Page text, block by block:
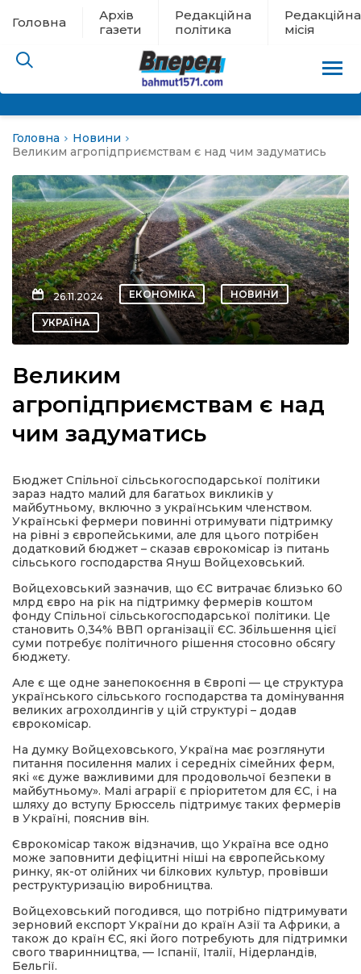
Головна
Архів
газети
Редакційна
політика
Редакційна
місія
евакуації
новини
політика
Головна
Новини
Великим агропідприємствам є над чим задуматись
26.11.2024 ЕКОНОМІКА НОВИНИ
УКРАЇНА
Великим
агропідприємствам є над
чим задуматись
Бюджет Спільної сільськогосподарської політики
зараз надто малий для багатьох викликів у
майбутньому, включно з українським членством.
Українські фермери повинні отримувати підтримку
на рівні з європейськими, але для цього потрібен
додатковий бюджет – сказав єврокомісар із питань
сільського господарства Януш Войцеховський.
Войцеховський зазначив, що ЄС витрачає близько 60
млрд євро на рік на підтримку фермерів коштом
фонду Спільної сільськогосподарської політики. Це
становить 0,34% ВВП організації ЄС. Збільшення цієї
суми потребує політичного рішення стосовно обсягу
бюджету.
Але є ще одне занепокоєння в Європі — це структура
українського сільського господарства та домінування
великих агрохолдингів у цій структурі – додав
єврокомісар.
На думку Войцеховського, Україна має розглянути
питання посилення малих і середніх сімейних ферм,
які «є дуже важливими для продовольчої безпеки в
майбутньому». Малі аграрії є пріоритетом для ЄС, і на
шляху до вступу Брюссель підтримує таких фермерів
в Україні, пояснив він.
Єврокомісар також відзначив, що Україна все одно
може заповнити дефіцитні ніші на європейському
ринку, як-от олійних чи білкових культур, провівши
реструктуризацію виробництва.
Войцеховський погодився, що потрібно підтримувати
зерновий експорт України до країн Азії та Африки, а
також до країн ЄС, які його потребують для підтримки
свого тваринництва, — Іспанії, Італії, Нідерландів,
Бельгії.